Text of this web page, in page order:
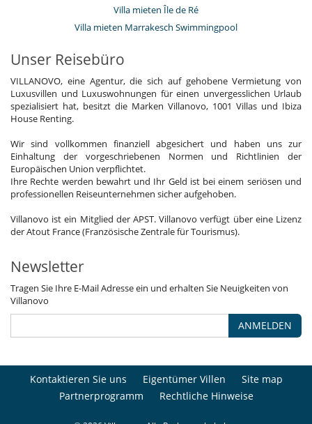
Villa mieten Île de Ré
Villa mieten Marrakesch Swimmingpool
Unser Reisebüro
VILLANOVO, eine Agentur, die sich auf gehobene Vermietung von
Luxusvillen und Luxuswohnungen für einen unvergesslichen Urlaub
spezialisiert hat, besitzt die Marken Villanovo, 1001 Villas und Ibiza
House Renting.
Wir sind vollkommen finanziell abgesichert und haben uns zur
Einhaltung der vorgeschriebenen Normen und Richtlinien der
Europäischen Union verpflichtet.
Ihre Rechte werden bewahrt und Ihr Geld ist bei einem seriösen und
professionellen Reiseunternehmen sicher aufgehoben.
Villanovo ist ein Mitglied der APST. Villanovo verfügt über eine Lizenz
der Atout France (Französische Zentrale für Tourismus).
Newsletter
Tragen Sie Ihre E-Mail Adresse ein und erhalten Sie Neuigkeiten von
Villanovo
ANMELDEN
Kontaktieren Sie uns Eigentümer Villen
Site map
Partnerprogramm
Rechtliche Hinweise